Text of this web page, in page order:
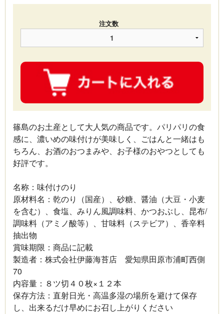
注文数
篠島のお土産として大人気の商品です。パリパリの食
感に、濃いめの味付けが美味しく、ごはんと一緒はも
ちろん、お酒のおつまみや、お子様のおやつとしても
好評です。
名称：味付けのり
原材料名：乾のり（国産）、砂糖、醤油（大豆・小麦
を含む）、食塩、みりん風調味料、かつおぶし、昆布/
調味料（アミノ酸等）、甘味料（ステビア）、香辛料
抽出物
賞味期限：商品に記載
製造者：株式会社伊藤海苔店 愛知県田原市浦町西側
70
内容量：８ツ切４０枚×１２本
保存方法：直射日光・高温多湿の場所を避けて保存
し、出来るだけ早めにお召し上がりください